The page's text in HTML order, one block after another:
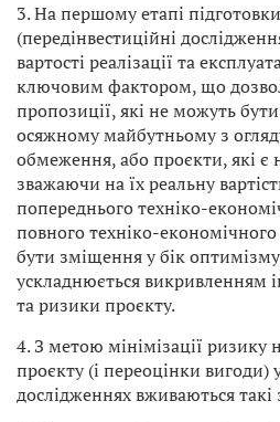
3. На першому етапі
(передінвестиційні
вартості реалізації та
ключовим фактором, що
пропозиції, які не можуть
осяжному майбутньому з
обмеження, або проєкти, які є
зважаючи на їх реальну
попереднього техніко-
повного техніко-
бути зміщення у бік
ускладнюється викривленням
та ризики проєкту.
4. З метою мінімізації ризику
проєкту (і переоцінки вигоди)
дослідженнях вживаються такі